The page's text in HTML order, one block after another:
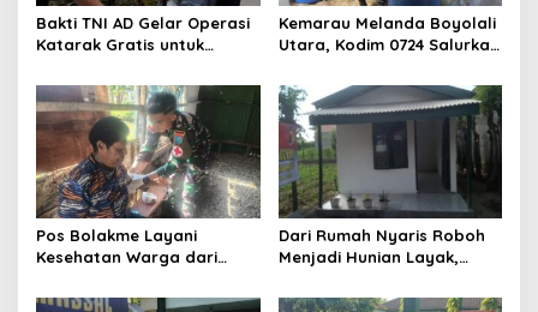
Bakti TNI AD Gelar Operasi
Katarak Gratis untuk
Kemarau Melanda Boyolali
Utara, Kodim 0724 Salurkan
Pos Bolakme Layani
Kesehatan Warga dari
Pegunungan
Dari Rumah Nyaris Roboh
Menjadi Hunian Layak,
Wujudkan Harapan Ibu Feri